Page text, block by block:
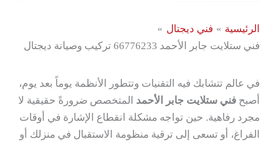
الرئيسية
فني ديجتال
فني ستلايت جابر الأحمد 66776233 تركيب وصيانة ديجتال
في عالم تتشابك فيه التقنيات وتتطور الأنظمة يوماً بعد يوم،
أصبح فني ستلايت جابر الأحمد المتخصص ضرورةً حقيقية لا
مجرد رفاهية. حين تواجه مشكلة انقطاع الإشارة في أوقات
الفراغ، أو تسعى إلى ترقية منظومة الاستقبال في منزلك أو